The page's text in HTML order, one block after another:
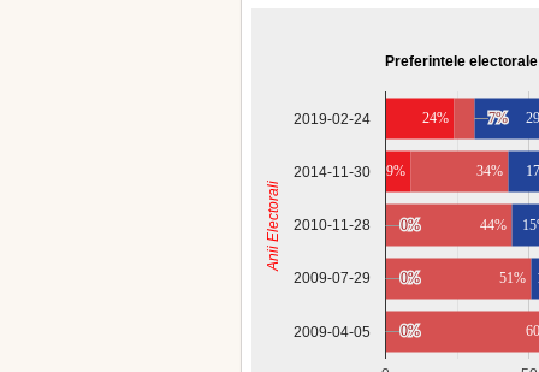
Preferintele
2019-02-24
2014-11-30
2010-11-28
2009-07-29
2009-04-05
24%
9%
0%
0%
0%
0%
0%
0%
7%
7%
34%
44%
51%
Anii Electorali